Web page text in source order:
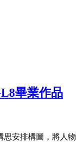
畢業作品
思安排構圖，將人物